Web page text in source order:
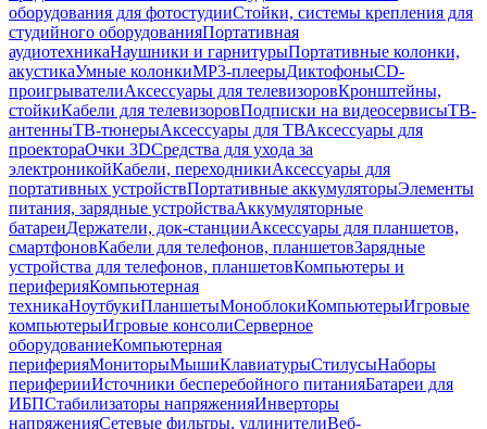
оборудования для фотостудииСтойки, системы крепления для
студийного оборудованияПортативная
аудиотехникаНаушники и гарнитурыПортативные колонки,
акустикаУмные колонкиMP3-плеерыДиктофоныCD-
проигрывателиАксессуары для телевизоровКронштейны,
стойкиКабели для телевизоровПодписки на видеосервисыТВ-
антенныТВ-тюнерыАксессуары для ТВАксессуары для
проектораОчки 3DСредства для ухода за
электроникойКабели, переходникиАксессуары для
портативных устройствПортативные аккумуляторыЭлементы
питания, зарядные устройстваАккумуляторные
батареиДержатели, док-станцииАксессуары для планшетов,
смартфоновКабели для телефонов, планшетовЗарядные
устройства для телефонов, планшетовКомпьютеры и
периферияКомпьютерная
техникаНоутбукиПланшетыМоноблокиКомпьютерыИгровые
компьютерыИгровые консолиСерверное
оборудованиеКомпьютерная
периферияМониторыМышиКлавиатурыСтилусыНаборы
периферииИсточники бесперебойного питанияБатареи для
ИБПСтабилизаторы напряженияИнверторы
напряженияСетевые фильтры, удлинителиВеб-